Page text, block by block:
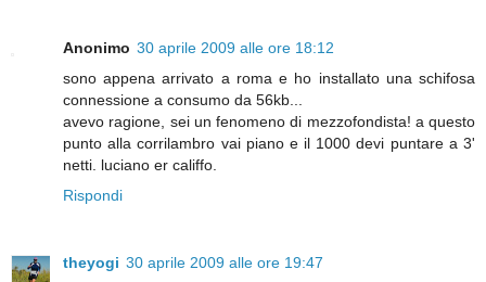
Anonimo 30 aprile 2009 alle ore 18:12
sono appena arrivato a roma e ho installato una schifosa
connessione a consumo da 56kb...
avevo ragione, sei un fenomeno di mezzofondista! a questo
punto alla corrilambro vai piano e il 1000 devi puntare a 3'
netti. luciano er califfo.
Rispondi
theyogi 30 aprile 2009 alle ore 19:47